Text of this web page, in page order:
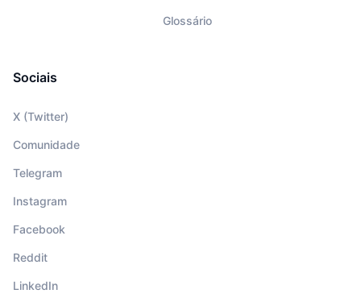
Glossário
Sociais
X (Twitter)
Comunidade
Telegram
Instagram
Facebook
Reddit
LinkedIn